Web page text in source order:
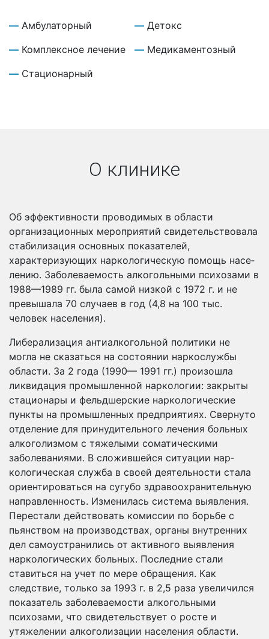
Амбулаторный
Детокс
Комплексное лечение
Медикаментозный
Стационарный
О клинике
Об эффективности проводимых в области
организационных мероприятий свидетельствовала
стабилизация основных по­казателей,
характеризующих наркологическую помощь насе­
лению. Заболеваемость алкогольными психозами в
1988—1989 гг. была самой низкой с 1972 г. и не
превышала 70 случаев в год (4,8 на 100 тыс.
человек населения).
Либерализация антиалкогольной политики не
могла не ска­заться на состоянии наркослужбы
области. За 2 года (1990— 1991 гг.) произошла
ликвидация промышленной наркологии: закрыты
стационары и фельдшерские наркологические
пунк­ты на промышленных предприятиях. Свернуто
отделение для принудительного лечения больных
алкоголизмом с тяжелыми соматическими
заболеваниями. В сложившейся ситуации нар­
кологическая служба в своей деятельности стала
ориентиро­ваться на сугубо здравоохранительную
направленность. Изме­нилась система выявления.
Перестали действовать комиссии по борьбе с
пьянством на производствах, органы внутренних
дел самоустранились от активного выявления
наркологичес­ких больных. Последние стали
ставиться на учет по мере об­ращения. Как
следствие, только за 1993 г. в 2,5 раза увеличил­ся
показатель заболеваемости алкогольными
психозами, что свидетельствует о росте и
утяжелении алкоголизации населе­ния области.